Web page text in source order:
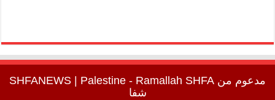
مدعوم من SHFANEWS | Palestine - Ramallah SHFA
شفا